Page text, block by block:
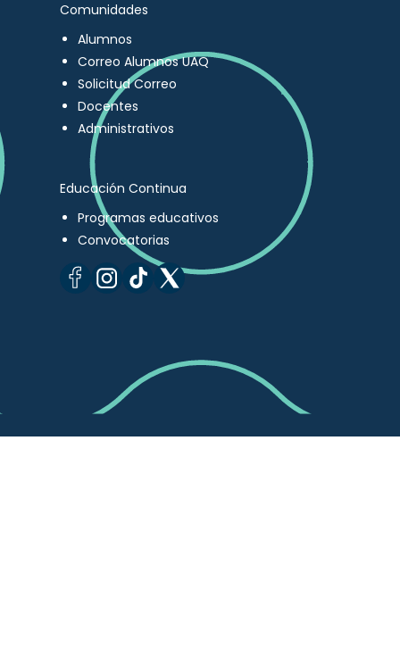
Comunidades
Alumnos
Correo Alumnos UAQ
Solicitud Correo
Docentes
Administrativos
Educación Continua
Programas educativos
Convocatorias